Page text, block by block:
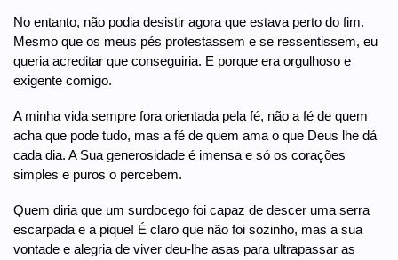
No entanto, não podia desistir agora que estava perto do fim.
Mesmo que os meus pés protestassem e se ressentissem, eu
queria acreditar que conseguiria. E porque era orgulhoso e
exigente comigo.
A minha vida sempre fora orientada pela fé, não a fé de quem
acha que pode tudo, mas a fé de quem ama o que Deus lhe dá
cada dia. A Sua generosidade é imensa e só os corações
simples e puros o percebem.
Quem diria que um surdocego foi capaz de descer uma serra
escarpada e a pique! É claro que não foi sozinho, mas a sua
vontade e alegria de viver deu-lhe asas para ultrapassar as